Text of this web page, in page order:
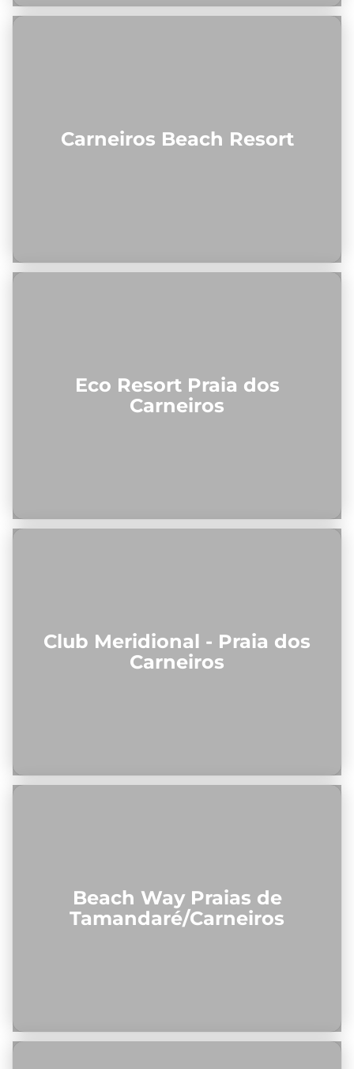
Carneiros Beach Resort
Eco Resort Praia dos
Carneiros
Club Meridional - Praia dos
Carneiros
Beach Way Praias de
Tamandaré/Carneiros